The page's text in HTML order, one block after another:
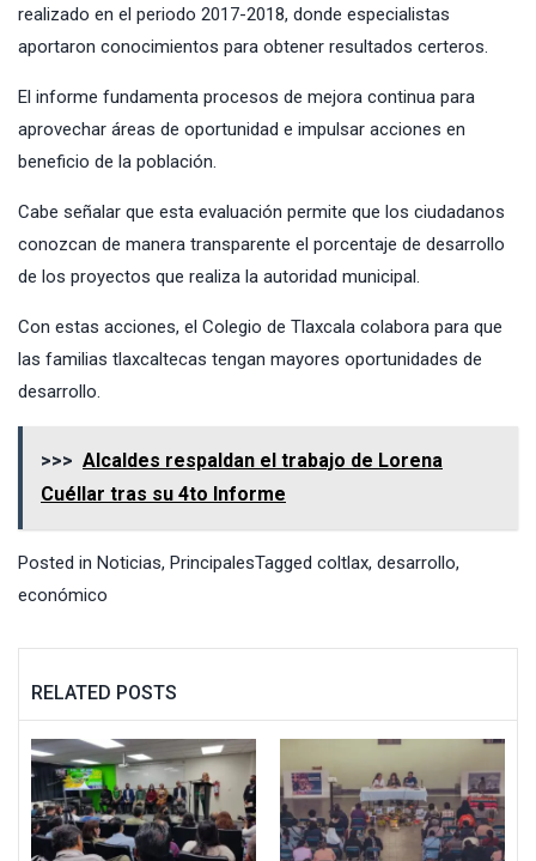
realizado en el periodo 2017-2018, donde especialistas
aportaron conocimientos para obtener resultados certeros.
El informe fundamenta procesos de mejora continua para
aprovechar áreas de oportunidad e impulsar acciones en
beneficio de la población.
Cabe señalar que esta evaluación permite que los ciudadanos
conozcan de manera transparente el porcentaje de desarrollo
de los proyectos que realiza la autoridad municipal.
Con estas acciones, el Colegio de Tlaxcala colabora para que
las familias tlaxcaltecas tengan mayores oportunidades de
desarrollo.
>>> Alcaldes respaldan el trabajo de Lorena
Cuéllar tras su 4to Informe
Posted in Noticias, PrincipalesTagged coltlax, desarrollo,
económico
RELATED POSTS